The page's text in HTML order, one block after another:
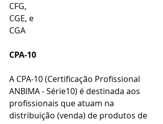
CFG,
CGE, e
CGA
CPA-10
A CPA-10 (Certificação Profissional
ANBIMA - Série10) é destinada aos
profissionais que atuam na
distribuição (venda) de produtos de